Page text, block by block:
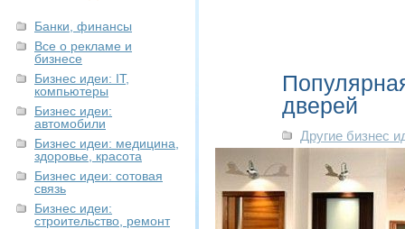
Банки, финансы
Все о рекламе и
бизнесе
Бизнес идеи: IT,
компьютеры
Бизнес идеи:
автомобили
Бизнес идеи: медицина,
здоровье, красота
Бизнес идеи: сотовая
связь
Бизнес идеи:
строительство, ремонт
дверей
Другие бизнес